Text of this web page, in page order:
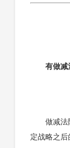
有做减
做减法
定战略之